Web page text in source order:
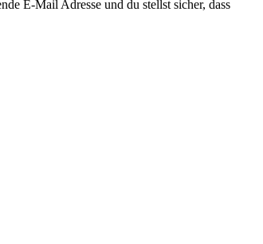
E-Mail Adresse und du stellst sicher, dass